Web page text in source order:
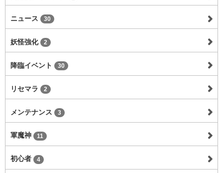
ニュース 30
妖怪強化 2
降臨イベント 30
リセマラ 2
メンテナンス 3
軍魔神 11
初心者 4